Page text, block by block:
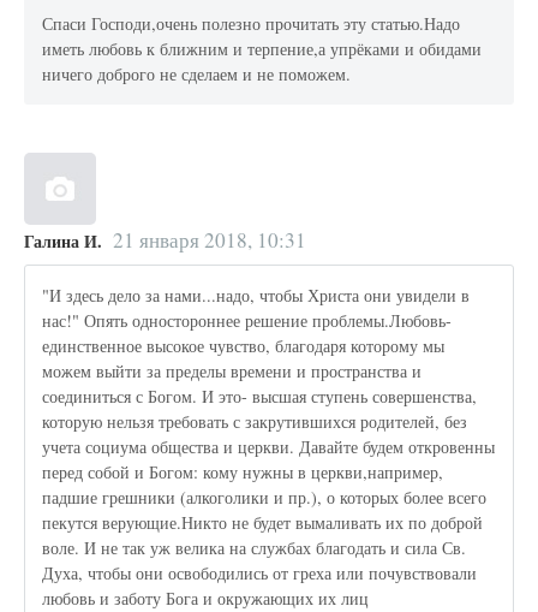
Спаси Господи,очень полезно прочитать эту статью.Надо
иметь любовь к ближним и терпение,а упрёками и обидами
ничего доброго не сделаем и не поможем.
Галина И. 21 января 2018, 10:31
"И здесь дело за нами...надо, чтобы Христа они увидели в
нас!" Опять одностороннее решение проблемы.Любовь-
единственное высокое чувство, благодаря которому мы
можем выйти за пределы времени и пространства и
соединиться с Богом. И это- высшая ступень совершенства,
которую нельзя требовать с закрутившихся родителей, без
учета социума общества и церкви. Давайте будем откровенны
перед собой и Богом: кому нужны в церкви,например,
падшие грешники (алкоголики и пр.), о которых более всего
пекутся верующие.Никто не будет вымаливать их по доброй
воле. И не так уж велика на службах благодать и сила Св.
Духа, чтобы они освободились от греха или почувствовали
любовь и заботу Бога и окружающих их лиц